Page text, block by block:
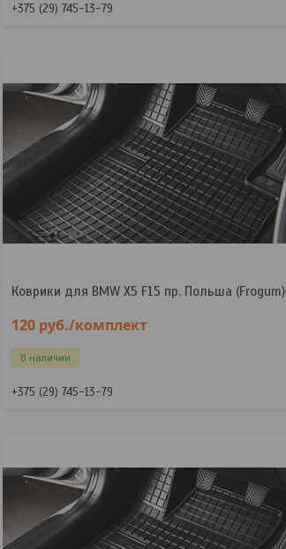
+375 (29) 745-13-79
Коврики для BMW X5 F15 пр. Польша (Frogum)
120 руб./комплект
В наличии
+375 (29) 745-13-79